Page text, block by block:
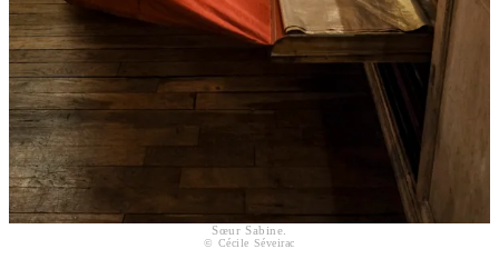
Sœur Sabine.
© Cécile Séveirac